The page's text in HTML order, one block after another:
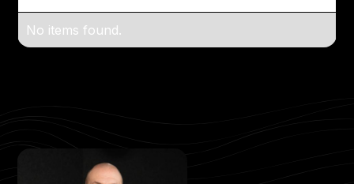
No items found.